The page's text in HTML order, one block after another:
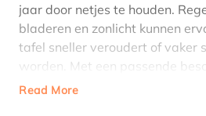
jaar door netjes te houden.
bladeren en zonlicht kunnen
tafel sneller veroudert of vaker
worden. Met een passende
u veel van dit onderhoud. In ons
Read More